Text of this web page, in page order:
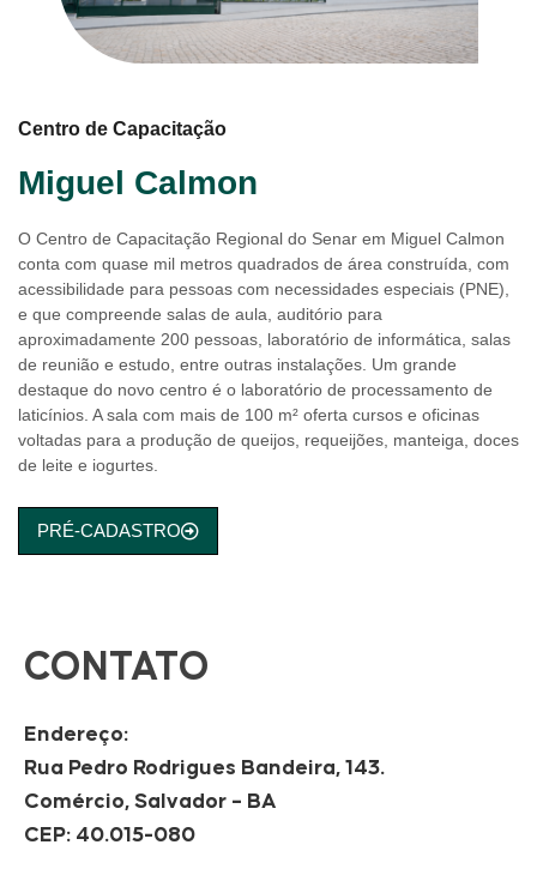
Centro de Capacitação
Miguel Calmon
O Centro de Capacitação Regional do Senar em Miguel Calmon
conta com quase mil metros quadrados de área construída, com
acessibilidade para pessoas com necessidades especiais (PNE),
e que compreende salas de aula, auditório para
aproximadamente 200 pessoas, laboratório de informática, salas
de reunião e estudo, entre outras instalações. Um grande
destaque do novo centro é o laboratório de processamento de
laticínios. A sala com mais de 100 m² oferta cursos e oficinas
voltadas para a produção de queijos, requeijões, manteiga, doces
de leite e iogurtes.
PRÉ-CADASTRO
CONTATO
Endereço:
Rua Pedro Rodrigues Bandeira, 143.
Comércio, Salvador – BA
CEP: 40.015-080